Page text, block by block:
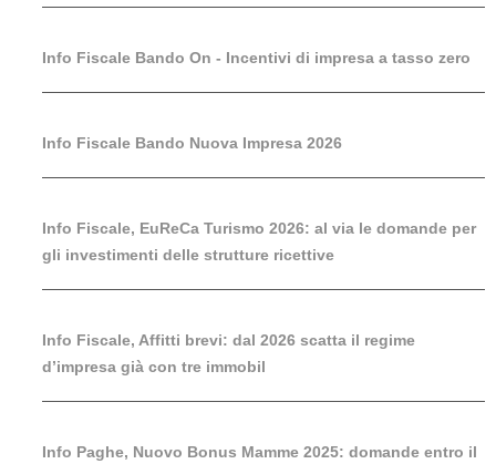
Info Fiscale Bando On - Incentivi di impresa a tasso zero
Info Fiscale Bando Nuova Impresa 2026
Info Fiscale, EuReCa Turismo 2026: al via le domande per
gli investimenti delle strutture ricettive
Info Fiscale, Affitti brevi: dal 2026 scatta il regime
d’impresa già con tre immobil
Info Paghe, Nuovo Bonus Mamme 2025: domande entro il